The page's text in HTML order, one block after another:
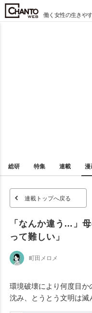
働く女性の生きや
総研 特集 連載 漫
連載トップへ戻る
「なんか違う…」
って難しい」
町田メロメ
環境破壊により何度目か
沈み、とうとう文明は滅